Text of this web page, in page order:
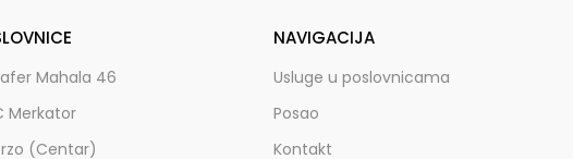
Mahala 46
Merkator
(Centar)
NAVIGACIJA
Usluge u poslovnicama
Posao
Kontakt